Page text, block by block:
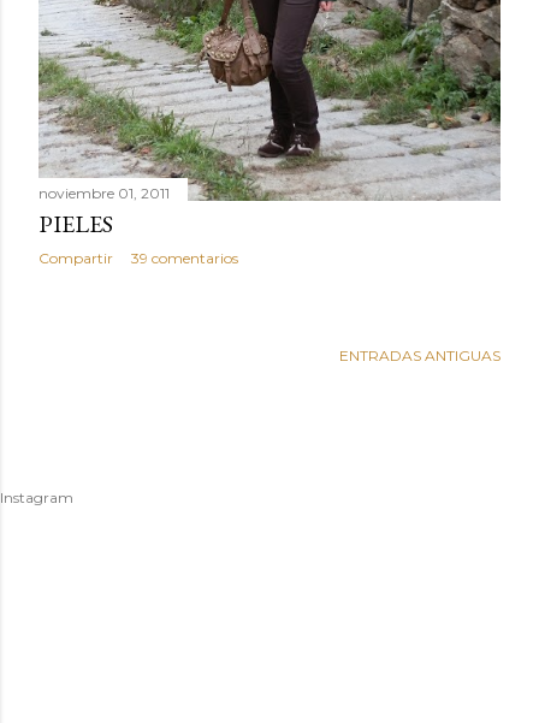
noviembre 01, 2011
PIELES
Compartir 39 comentarios
ENTRADAS ANTIGUAS
Instagram